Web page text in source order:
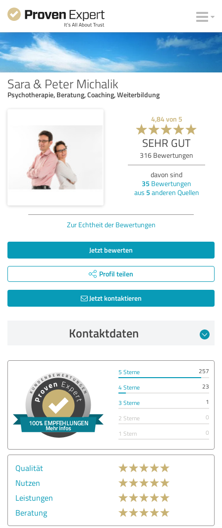
Sara & Peter Michalik
Psychotherapie, Beratung, Coaching, Weiterbildung
4,84von 5
SEHR GUT
316 Bewertungen
davon sind
35 Bewertungen
aus 5 anderen Quellen
Zur Echtheit der Bewertungen
Jetzt bewerten
Profil teilen
Jetzt kontaktieren
Kontaktdaten
5 Sterne
257
4 Sterne
23
3 Sterne
1
2 Sterne
0
1 Stern
0
Qualität
Nutzen
Leistungen
Beratung